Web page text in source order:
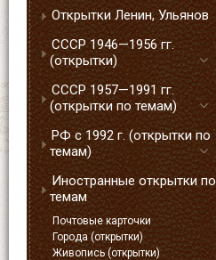
Открытки Ленин, Ульянов
СССР 1946—1956 гг.
(открытки)
СССР 1957—1991 гг.
(открытки по темам)
РФ с 1992 г. (открытки по
темам)
Иностранные открытки по
темам
Почтовые карточки
Города (открытки)
Живопись (открытки)